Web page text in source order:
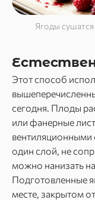
Ягоды
Этот способ
сегодня. Плоды
или фанерные
вентиляционными
один слой, не
можно нанизать
Подготовленные
месте, закрытом